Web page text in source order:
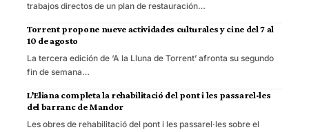
trabajos directos de un plan de restauración…
Torrent propone nueve actividades culturales y cine del 7 al
10 de agosto
La tercera edición de ‘A la Lluna de Torrent’ afronta su segundo
fin de semana…
L’Eliana completa la rehabilitació del pont i les passarel·les
del barranc de Mandor
Les obres de rehabilitació del pont i les passarel·les sobre el